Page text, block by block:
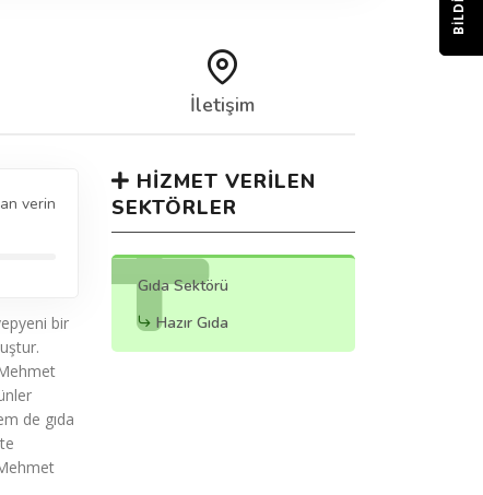
İletişim
verin
bir
de gıda
HIZMET VERILEN
SEKTÖRLER
Gıda Sektörü
Hazır Gıda